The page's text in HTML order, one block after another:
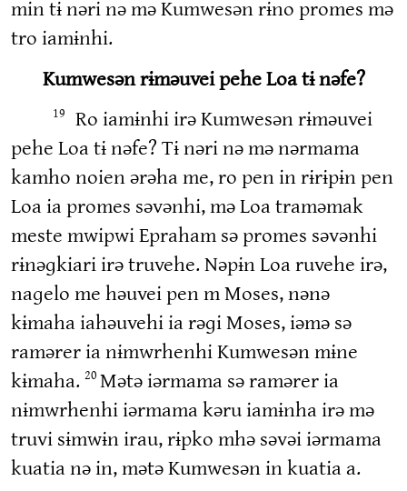
min tɨ nəri nə mə Kumwesən rɨno promes mə
tro iamɨnhi.
Kumwesən rɨməuvei pehe Loa tɨ nəfe?
19
Ro iamɨnhi irə Kumwesən rɨməuvei
pehe Loa tɨ nəfe? Tɨ nəri nə mə nərmama
kamho noien ərəha me, ro pen in rɨrɨpɨn pen
Loa ia promes səvənhi, mə Loa traməmak
meste mwipwi Epraham sə promes səvənhi
rɨnəɡkiari irə truvehe. Nəpɨn Loa ruvehe irə,
naɡelo me həuvei pen m Moses, nənə
kɨmaha iahəuvehi ia rəɡi Moses, iəmə sə
ramərer ia nɨmwrhenhi Kumwesən mɨne
kɨmaha. 20 Mətə iərmama sə ramərer ia
nɨmwrhenhi iərmama kəru iamɨnha irə mə
truvi sɨmwɨn irau, rɨpko mhə səvəi iərmama
kuatia nə in, mətə Kumwesən in kuatia a.